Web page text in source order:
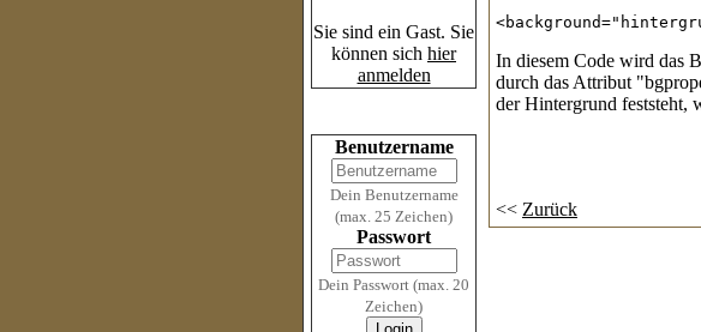
Sie sind ein Gast. Sie
können sich hier
anmelden
Benutzername
Dein Benutzername
(max. 25 Zeichen)
Passwort
Dein Passwort (max. 20
Zeichen)
<background=
In diesem Code wird das
durch das Attribut
der Hintergrund feststeht,
<< Zurück